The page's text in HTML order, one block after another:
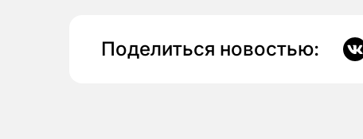
Поделиться новостью: